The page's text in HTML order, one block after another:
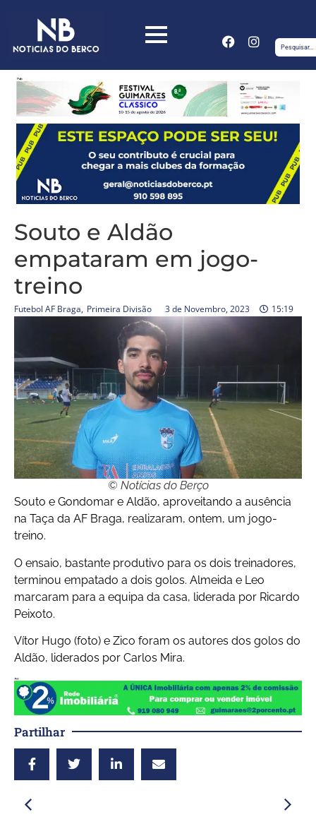
Souto e Aldão
empataram em jogo-
treino
Futebol AF Braga, Primeira Divisão 3 de Novembro, 2023 15:19
© Notícias do Berço
Souto e Gondomar e Aldão, aproveitando a ausência
na Taça da AF Braga, realizaram, ontem, um jogo-
treino.
O ensaio, bastante produtivo para os dois treinadores,
terminou empatado a dois golos. Almeida e Leo
marcaram para a equipa da casa, liderada por Ricardo
Peixoto.
Vítor Hugo (foto) e Zico foram os autores dos golos do
Aldão, liderados por Carlos Mira.
Partilhar